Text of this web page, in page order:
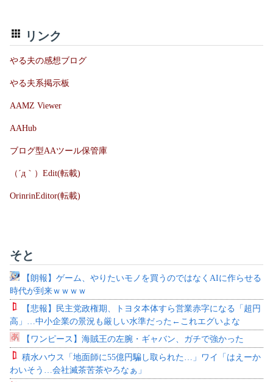
リンク
やる夫の感想ブログ
やる夫系掲示板
AAMZ Viewer
AAHub
ブログ型AAツール保管庫
（´д｀）Edit(転載)
OrinrinEditor(転載)
そと
【朗報】ゲーム、やりたいモノを買うのではなくAIに作らせる
時代が到来ｗｗｗｗ
【悲報】民主党政権期、トヨタ本体すら営業赤字になる「超円
高」…中小企業の景況も厳しい水準だった←これエグいよな
【ワンピース】海賊王の左腕・ギャバン、ガチで強かった
積水ハウス「地面師に55億円騙し取られた…」ワイ「はえーか
わいそう…会社滅茶苦茶やろなぁ」